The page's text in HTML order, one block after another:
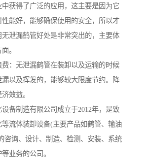
获得了广泛的应用，这主要是因为它
性能好，能够确保使用的安全，所以才
泄漏鹤管好处是非常突出的，主要体
。
费：无泄漏鹤管在装卸以及运输的时候
漏以及挥发的，能够较大限度节约。降
效益。
备制造有限公司成立于2012年，是致
等流体装卸设备(主要产品如鹤管、输油
咨询、设计、制造、检测、安装、系统
业务的公司。